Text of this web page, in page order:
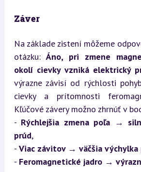
Záver
Na základe zistení môžeme
otázku: Áno, pri zmene
okolí cievky vzniká elektrický
výrazne závisí od rýchlosti
cievky a prítomnosti
Kľúčové závery možno zhrnúť v
- Rýchlejšia zmena poľa →
prúd,
- Viac závitov → väčšia výchylka
- Feromagnetické jadro →